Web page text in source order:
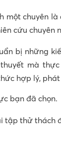
một chuyên
cứu chuyên
bị những
mà
hợp lý,
bạn đã chọn.
tập thử thách